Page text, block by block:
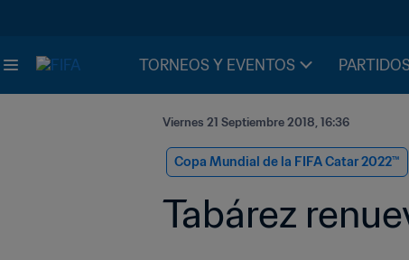
TORNEOS Y EVENTOS
Viernes 21 Septiembre 2018, 16:36
Copa Mundial de la FIFA Catar 2022™
Tabárez